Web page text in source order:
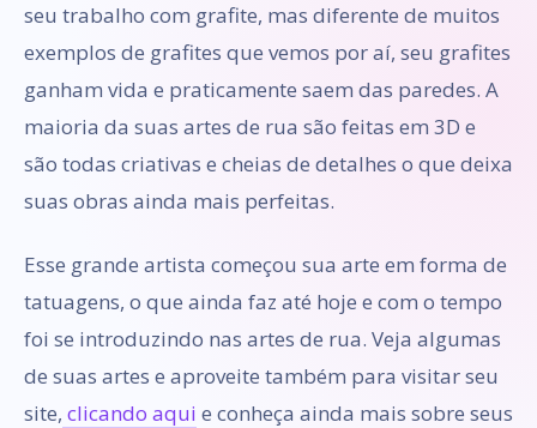
seu trabalho com grafite, mas diferente de muitos
exemplos de grafites que vemos por aí, seu grafites
ganham vida e praticamente saem das paredes. A
maioria da suas artes de rua são feitas em 3D e
são todas criativas e cheias de detalhes o que deixa
suas obras ainda mais perfeitas.
Esse grande artista começou sua arte em forma de
tatuagens, o que ainda faz até hoje e com o tempo
foi se introduzindo nas artes de rua. Veja algumas
de suas artes e aproveite também para visitar seu
site, clicando aqui e conheça ainda mais sobre seus